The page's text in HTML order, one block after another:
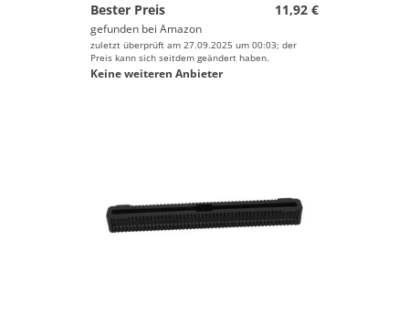
Bester Preis
11,92 €
gefunden bei Amazon
zuletzt überprüft am 27.09.2025 um 00:03; der
Preis kann sich seitdem geändert haben.
Keine weiteren Anbieter